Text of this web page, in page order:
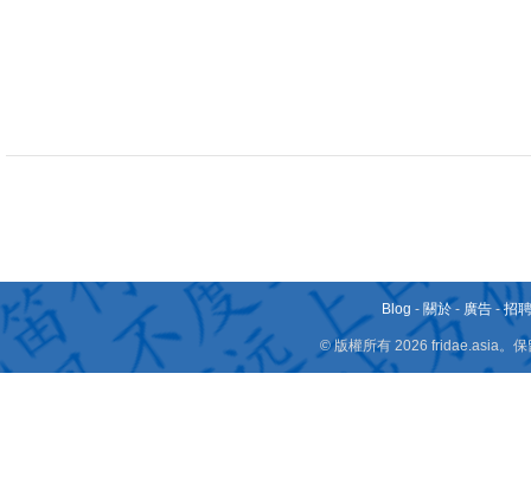
Blog - 關於 - 廣告 -招
© 版權所有 2026 fridae.asia。